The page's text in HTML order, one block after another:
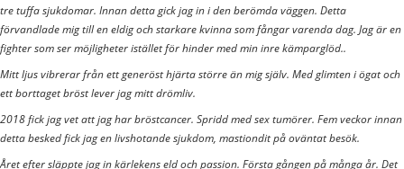
tre tuffa sjukdomar. Innan detta gick jag in i den berömda väggen. Detta
förvandlade mig till en eldig och starkare kvinna som fångar varenda dag. Jag är en
fighter som ser möjligheter istället för hinder med min inre kämparglöd..
Mitt ljus vibrerar från ett generöst hjärta större än mig själv. Med glimten i ögat och
ett borttaget bröst lever jag mitt drömliv.
2018 fick jag vet att jag har bröstcancer. Spridd med sex tumörer. Fem veckor innan
detta besked fick jag en livshotande sjukdom, mastiondit på oväntat besök.
Året efter släppte jag in kärlekens eld och passion. Första gången på många år. Det